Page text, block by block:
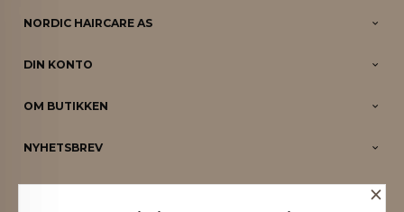
NORDIC HAIRCARE AS
DIN KONTO
OM BUTIKKEN
NYHETSBREV
PARTNERE ×